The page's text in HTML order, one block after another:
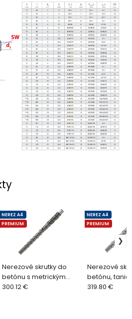
Nerezové skrutky do
betónu s metrickým
závitom, nerez A4 (50
NEREZ A4
PREMIUM
300.12 €
Nerezové
betónu,
nerez A4 (100
NEREZ A4
PREMIUM
319.80 €